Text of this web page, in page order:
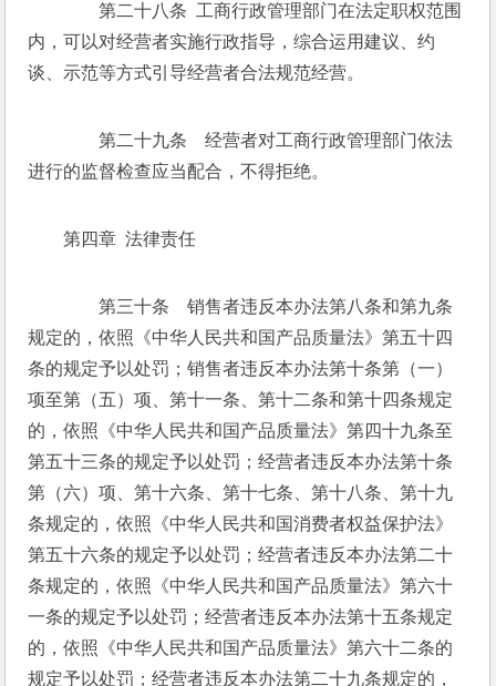
第二十八条  工商行政管理部门在法定职权范围
内，可以对经营者实施行政指导，综合运用建议、约
谈、示范等方式引导经营者合法规范经营。
第二十九条　经营者对工商行政管理部门依法
进行的监督检查应当配合，不得拒绝。
第四章  法律责任
第三十条　销售者违反本办法第八条和第九条
规定的，依照《中华人民共和国产品质量法》第五十四
条的规定予以处罚；销售者违反本办法第十条第（一）
项至第（五）项、第十一条、第十二条和第十四条规定
的，依照《中华人民共和国产品质量法》第四十九条至
第五十三条的规定予以处罚；经营者违反本办法第十条
第（六）项、第十六条、第十七条、第十八条、第十九
条规定的，依照《中华人民共和国消费者权益保护法》
第五十六条的规定予以处罚；经营者违反本办法第二十
条规定的，依照《中华人民共和国产品质量法》第六十
一条的规定予以处罚；经营者违反本办法第十五条规定
的，依照《中华人民共和国产品质量法》第六十二条的
规定予以处罚；经营者违反本办法第二十九条规定的，